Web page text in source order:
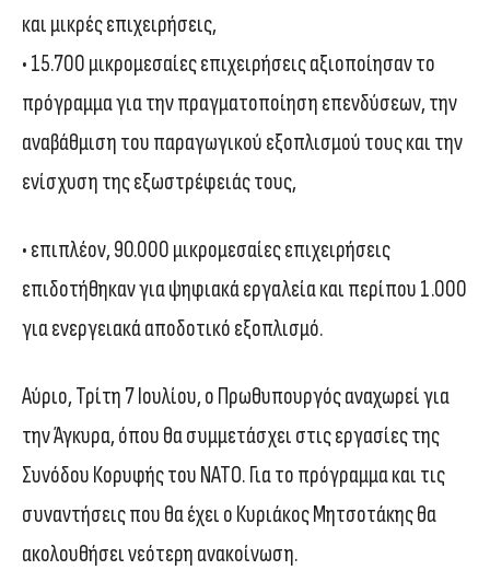
και μικρές επιχειρήσεις,
• 15.700 μικρομεσαίες επιχειρήσεις αξιοποίησαν το
πρόγραμμα για την πραγματοποίηση επενδύσεων, την
αναβάθμιση του παραγωγικού εξοπλισμού τους και την
ενίσχυση της εξωστρέφειάς τους,
• επιπλέον, 90.000 μικρομεσαίες επιχειρήσεις
επιδοτήθηκαν για ψηφιακά εργαλεία και περίπου 1.000
για ενεργειακά αποδοτικό εξοπλισμό.
Αύριο, Τρίτη 7 Ιουλίου, ο Πρωθυπουργός αναχωρεί για
την Άγκυρα, όπου θα συμμετάσχει στις εργασίες της
Συνόδου Κορυφής του ΝΑΤΟ. Για το πρόγραμμα και τις
συναντήσεις που θα έχει ο Κυριάκος Μητσοτάκης θα
ακολουθήσει νεότερη ανακοίνωση.